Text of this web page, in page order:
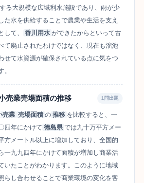
る大規模な広域利水施設であり、雨が少
た水を供給することで農業や生活を支え
して、
香川用水 ができたからといって古
て廃止されたわけではなく、現在も溜池
せて水資源が確保されている点に気をつ
売業売場面積の推移 1問出題
売業 売場面積 の 推移 を比較すると、一
四年にかけて 徳島県 では九十万平方メー
方メートル以上に増加しており、全国的
一九九四年にかけて面積が増加し商業活
いたことがわかります。このように地域
らし合わせることで商業環境の変化を客